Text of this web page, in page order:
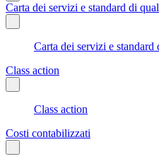
Carta dei servizi e standard di
Carta dei servizi e standard
Class action
Class action
Costi contabilizzati